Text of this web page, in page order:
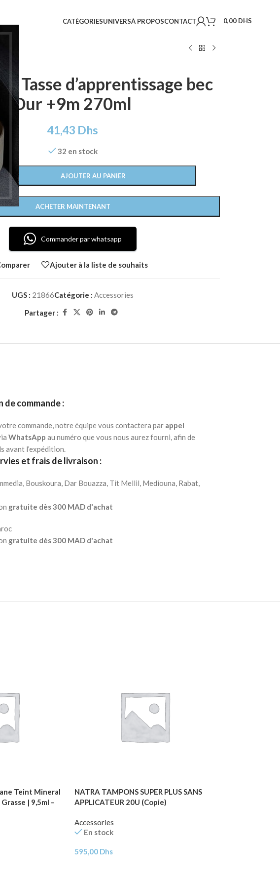
CATÉGORIESUNIVERSÀ PROPOSCONTACT 0,00 DHS
Tasse d’apprentissage bec
Dur +9m 270ml
41,43 Dhs
32 en stock
AJOUTER AU PANIER
ACHETER MAINTENANT
Commander par whatsapp
Ajouter à la liste de souhaits
UGS : 21866Catégorie : Accessories
Partager :
commande :
commande, notre équipe vous contactera par appel
WhatsApp au numéro que vous nous aurez fourni, afin de
avant l’expédition.
et frais de livraison :
Bouskoura, Dar Bouazza, Tit Mellil, Mediouna, Rabat,
gratuite dès 300 MAD d'achat
gratuite dès 300 MAD d'achat
Teint Mineral
| 9,5ml –
NATRA TAMPONS SUPER PLUS SANS
APPLICATEUR 20U (Copie)
Accessories
En stock
595,00 Dhs